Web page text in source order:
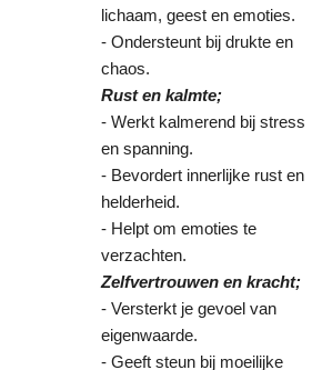
lichaam, geest en emoties.
- Ondersteunt bij drukte en
chaos.
Rust en kalmte;
- Werkt kalmerend bij stress
en spanning.
- Bevordert innerlijke rust en
helderheid.
- Helpt om emoties te
verzachten.
Zelfvertrouwen en kracht;
- Versterkt je gevoel van
eigenwaarde.
- Geeft steun bij moeilijke